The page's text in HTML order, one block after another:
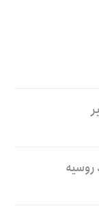
روسیه